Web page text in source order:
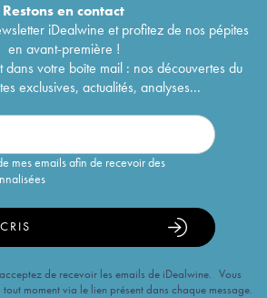
Restons encontact
iDealwine et profitez de nos pépites
en avant-première !
dans votre boîte mail : nos découvertes du
exclusives, actualités, analyses...
mes emails afin de recevoir des
de recevoir les emails de iDealwine. Vous
moment via le lien présent dans chaque message.